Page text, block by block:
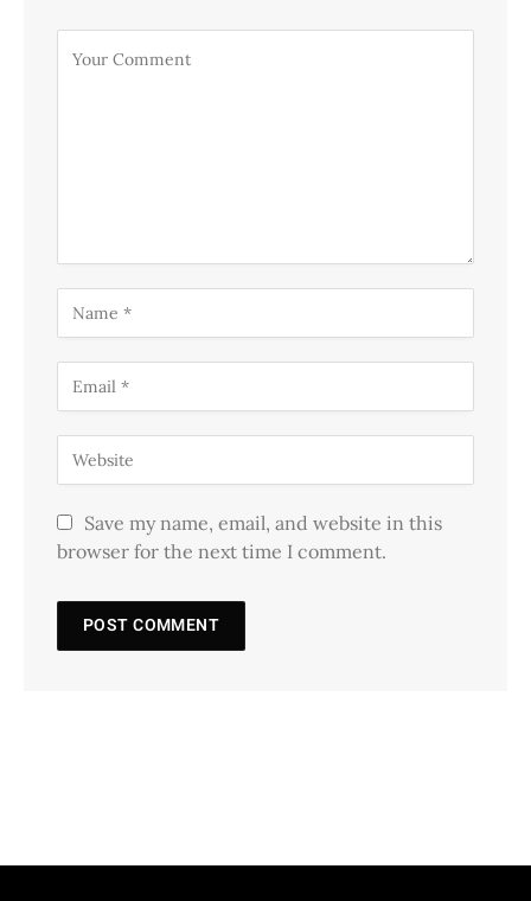
Save my name, email, and website in this
browser for the next time I comment.